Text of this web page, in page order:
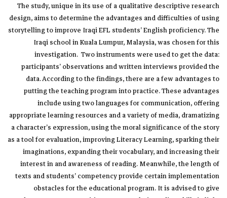
The study, unique in its use of a qualitative descriptive research
design, aims to determine the advantages and difficulties of using
storytelling to improve Iraqi EFL students’ English proficiency. The
Iraqi school in Kuala Lumpur, Malaysia, was chosen for this
investigation. Two instruments were used to get the data:
participants’ observations and written interviews provided the
data. According to the findings, there are a few advantages to
putting the teaching program into practice. These advantages
include using two languages for communication, offering
appropriate learning resources and a variety of media, dramatizing
a character’s expression, using the moral significance of the story
as a tool for evaluation, improving Literacy Learning, sparking their
imaginations, expanding their vocabulary, and increasing their
interest in and awareness of reading. Meanwhile, the length of
texts and students’ competency provide certain implementation
obstacles for the educational program. It is advised to give